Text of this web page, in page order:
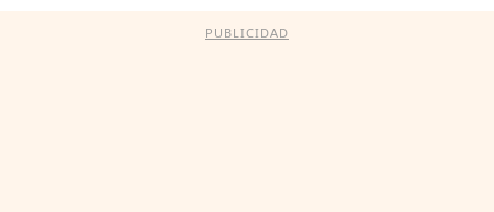
PUBLICIDAD